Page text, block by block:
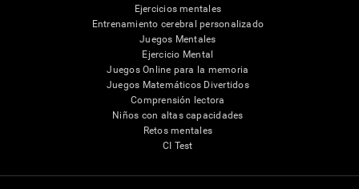
Ejercicios mentales
Entrenamiento cerebral personalizado
Juegos Mentales
Ejercicio Mental
Juegos Online para la memoria
Juegos Matemáticos Divertidos
Comprensión lectora
Niños con altas capacidades
Retos mentales
CI Test